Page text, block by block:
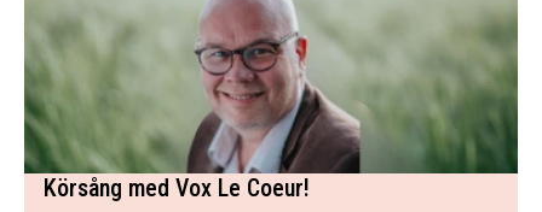
Körsång med Vox Le Coeur!